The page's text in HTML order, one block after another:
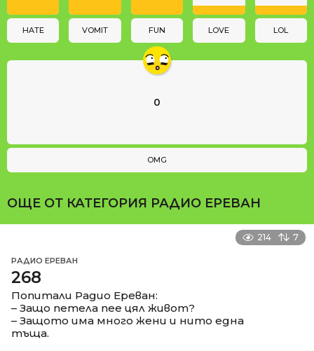
o
HATE VOMIT FUN LOVE LOL
0
OMG
ОЩЕ ОТ КАТЕГОРИЯ РАДИО ЕРЕВАН
214 7
РАДИО ЕРЕВАН
268
Попитали Радио Ереван:
– Защо петела пее цял живот?
– Защото има много жени и нито една
тъща.